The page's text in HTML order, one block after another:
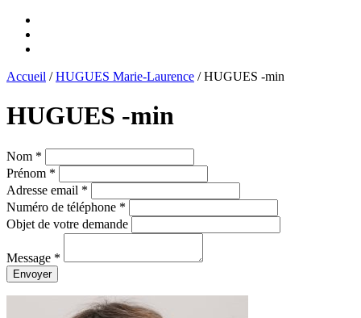
Accueil /HUGUES Marie-Laurence /HUGUES -min
HUGUES -min
Nom *
Prénom *
Adresse email *
Numéro de téléphone *
Objet de votre demande
Message *
Envoyer